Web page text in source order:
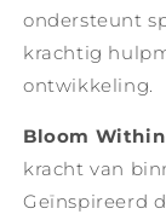
ondersteunt
krachtig
ontwikkeling.
Bloom Within
kracht van
Geïnspireerd